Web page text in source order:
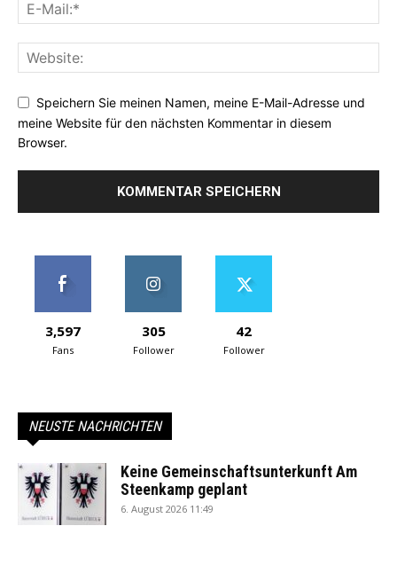
Speichern Sie meinen Namen, meine E-Mail-Adresse und
meine Website für den nächsten Kommentar in diesem
Browser.
3,597
Fans
305
Follower
42
Follower
NEUSTE NACHRICHTEN
Keine Gemeinschaftsunterkunft Am
Steenkamp geplant
6. August 2026 11:49